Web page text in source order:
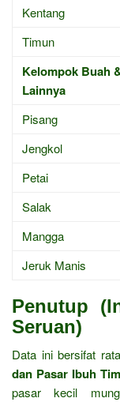
Kentang
Timun
Kelompok Buah
Lainnya
Pisang
Jengkol
Petai
Salak
Mangga
Jeruk Manis
Penutup
Seruan)
Data ini bersifat
dan Pasar Ibuh
pasar kecil